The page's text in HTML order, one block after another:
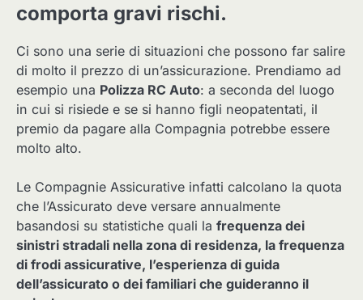
comporta gravi rischi.
Ci sono una serie di situazioni che possono far salire
di molto il prezzo di un’assicurazione. Prendiamo ad
esempio una Polizza RC Auto: a seconda del luogo
in cui si risiede e se si hanno figli neopatentati, il
premio da pagare alla Compagnia potrebbe essere
molto alto.
Le Compagnie Assicurative infatti calcolano la quota
che l’Assicurato deve versare annualmente
basandosi su statistiche quali la frequenza dei
sinistri stradali nella zona di residenza, la frequenza
di frodi assicurative, l’esperienza di guida
dell’assicurato o dei familiari che guideranno il